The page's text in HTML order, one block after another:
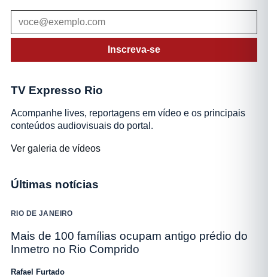
Inscreva-se
TV Expresso Rio
Acompanhe lives, reportagens em vídeo e os principais
conteúdos audiovisuais do portal.
Ver galeria de vídeos
Últimas notícias
RIO DE JANEIRO
Mais de 100 famílias ocupam antigo prédio do
Inmetro no Rio Comprido
Rafael Furtado